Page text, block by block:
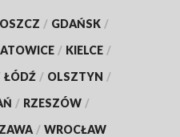
/ GDAŃSK /
/ KIELCE /
ŁÓDŹ / OLSZTYN /
/ RZESZÓW /
/ WROCŁAW